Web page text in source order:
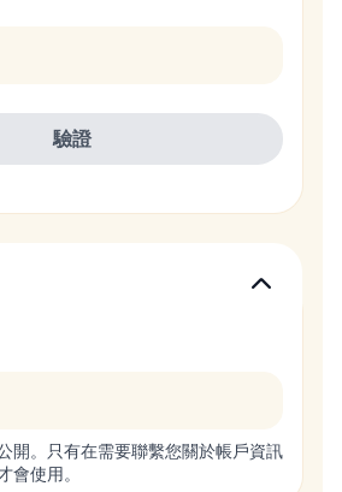
開。只有在需要聯繫您關於帳戶資訊
會使用。